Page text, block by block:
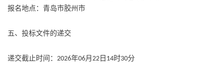
报名地点：青岛市胶州市
五、投标文件的递交
递交截止时间： 2026年06月 22 日 14时30分